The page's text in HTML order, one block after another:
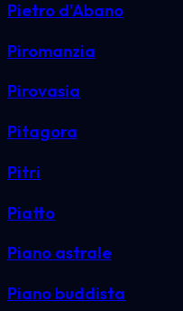
Pietro d'Abano
Piromanzia
Pirovasia
Pitagora
Pitri
Piatto
Piano astrale
Piano buddista